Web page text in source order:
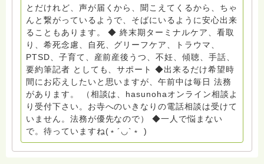
山代表 居場所運営 問い合わせ申込⬇️こちらから
griefcare.tomoshibi@icloud.com ◆GEはしもとサピュ
イエ 所属 （Gender Equity 誰もが自分らしく生きるこ
とができる社会をめざして）DV・女性支援 ◆認定NPO
京都自死自殺相談センターSotto 元グリーフサポート委
員長（2018〜2024） ◆保育士.幼稚園教諭.小学校教諭.
レクリエーションインストラクター.中学校DV授業 10年
間 保育 教育の現場で 総主任として勤めた経験も生かし
つつ、お話できることがあれば 幸いです。 いつも あな
たとともに。南無阿弥陀仏 ここでは、宗旨を問いませ
ん。 まずは、ひとりで抱え込まないで。 来寺お問い合
わせは⬇️こちらから miehimeyo@gmail.com ※時間を割
いて、あなたに向き合っています。 ですので、過去の
とだけれど、声が届くから、聞こえてくるから、ちゃ
んと繋がっているようで、そばにいるように安心出来
ることもあります。 ◆ 終末期ターミナルケア、看取
り、希死念慮、自死、グリーフケア、トラウマ、
PTSD、子育て、産前産後うつ、不妊、傾聴、手話、
要約筆記者 としても、サポート ◆出来るだけ希望時
間にお応えしたいと思いますが、午前中は毎日 法務
があります。 （相談は、hasunohaオンライン相談よ
り受付下さい。お寺へのいきなりの電話相談は受けて
いません。法務が優先なので） ◆一人で悩まない
で。待っていますね(﹡´◡`﹡ )